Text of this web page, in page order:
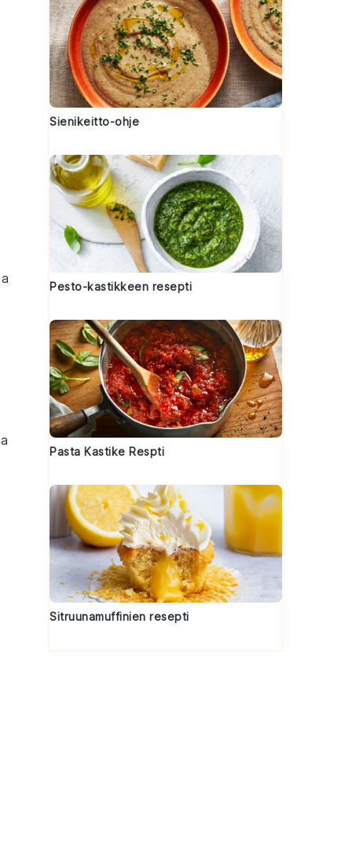
Sienikeitto-ohje
Pesto-kastikkeen resepti
Pasta Kastike Respti
Sitruunamuffinien resepti